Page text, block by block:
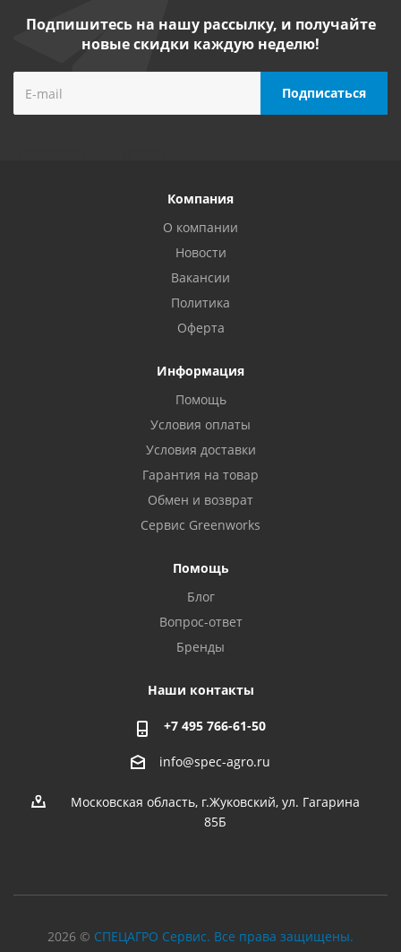
Подпишитесь на нашу рассылку, и получайте
новые скидки каждую неделю!
Компания
О компании
Новости
Вакансии
Политика
Оферта
Информация
Помощь
Условия оплаты
Условия доставки
Гарантия на товар
Обмен и возврат
Сервис Greenworks
Помощь
Блог
Вопрос-ответ
Бренды
Наши контакты
+7 495 766-61-50
info@spec-agro.ru
Московская область, г.Жуковский, ул. Гагарина
85Б
2026 © СПЕЦАГРО Сервис. Все права защищены.